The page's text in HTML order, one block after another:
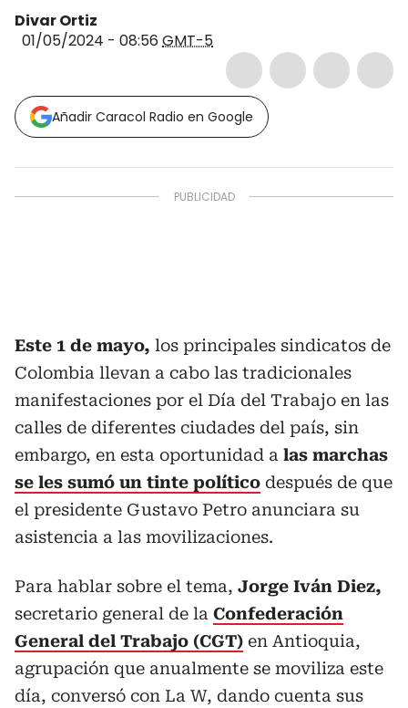
Divar Ortiz
01/05/2024 - 08:56 GMT-5
Añadir Caracol Radio en Google
Este 1 de mayo, los principales sindicatos de
Colombia llevan a cabo las tradicionales
manifestaciones por el Día del Trabajo en las
calles de diferentes ciudades del país, sin
embargo, en esta oportunidad a las marchas
se les sumó un tinte político después de que
el presidente Gustavo Petro anunciara su
asistencia a las movilizaciones.
Para hablar sobre el tema, Jorge Iván Diez,
secretario general de la Confederación
General del Trabajo (CGT) en Antioquia,
agrupación que anualmente se moviliza este
día, conversó con La W, dando cuenta sus